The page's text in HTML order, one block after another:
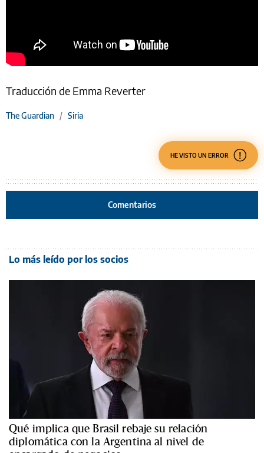
Traducción de Emma Reverter
The Guardian / Siria
HE VISTO UN ERROR
Comentarios
Lo más leído por los socios
Qué implica que Brasil rebaje su relación
diplomática con la Argentina al nivel de